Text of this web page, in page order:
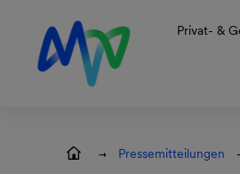
Zur Hauptnavigation
Zum Hauptinhalt
Zur Footernavigation
Privat- &
Pressemitteilungen